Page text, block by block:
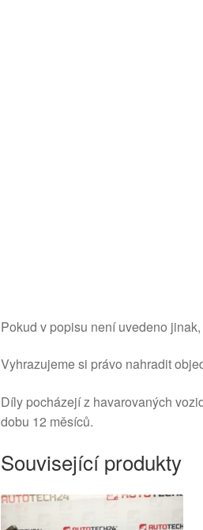
Pokud v popisu není uvedeno
Vyhrazujeme si právo nahradit
Díly pocházejí z havarovaných
dobu 12 měsíců.
Související produkty